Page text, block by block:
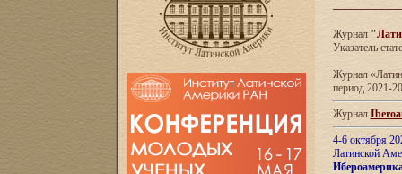
Журнал"
Указатель
Журнал
период 2021-
Журнал
4-6 октября
Латинской